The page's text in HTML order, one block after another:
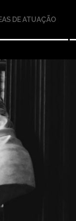
DE ATUAÇÃO